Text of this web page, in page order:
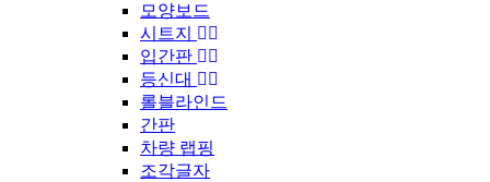
모양보드
시트지
입간판
등신대
롤블라인드
간판
차량 랩핑
조각글자